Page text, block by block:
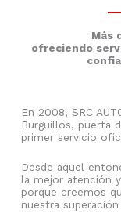
Más
ofreciendo
En 2008, SRC
Burguillos, puerta
primer servicio
Desde aquel
la mejor atención
porque creemos
nuestra